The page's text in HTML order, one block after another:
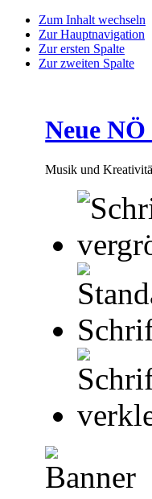
Zum Inhalt wechseln
Zur Hauptnavigation
Zur ersten Spalte
Zur zweiten Spalte
Neue
Musik und